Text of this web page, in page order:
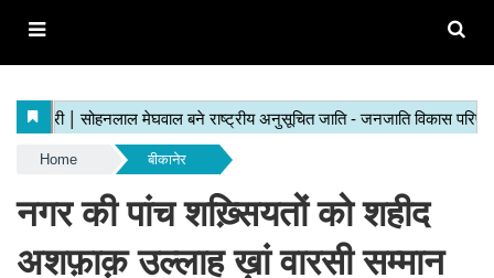
Home बीकानेर
नगर की पांच शख़्सियतों को शहीद
अशफ़ाक़ उल्लाह ख़ां वारसी सम्मान